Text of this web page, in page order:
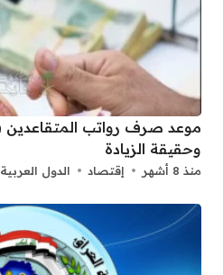
وحقيقة الزيادة
منذ 8 أشهر إقتصاد الدول العربية